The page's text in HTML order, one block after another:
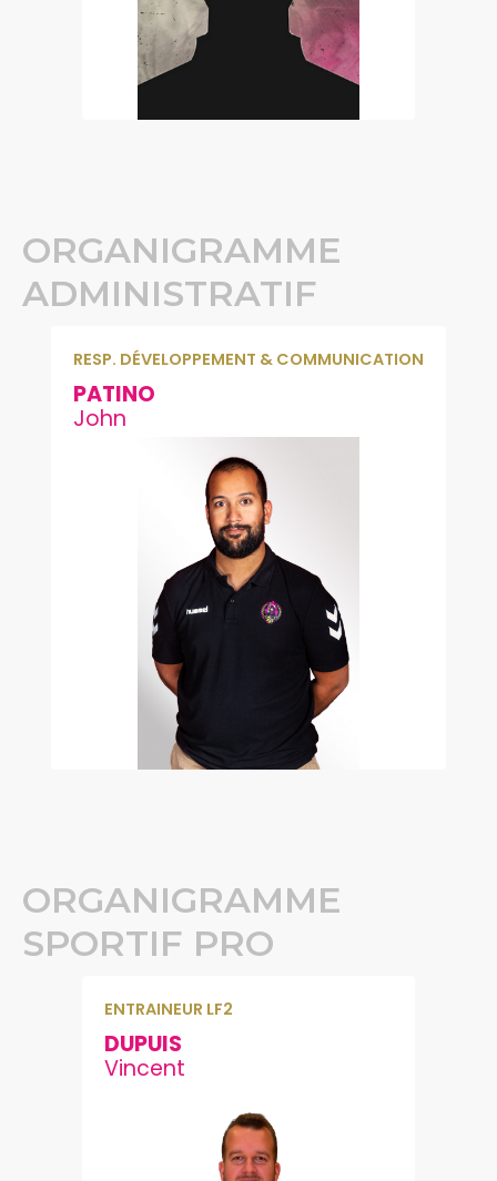
ORGANIGRAMME
ADMINISTRATIF
RESP. DÉVELOPPEMENT & COMMUNICATION
PATINO
John
ORGANIGRAMME
SPORTIF PRO
ENTRAINEUR LF2
DUPUIS
Vincent